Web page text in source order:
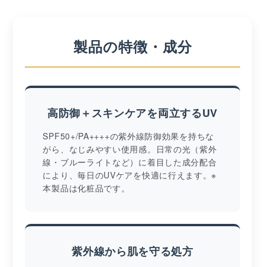
製品の特徴・成分
高防御＋スキンケアを両立するUV
SPF50+/PA++++の紫外線防御効果を持ちな
がら、なじみやすい使用感。日常の光（紫外
線・ブルーライトなど）に着目した成分配合
により、毎日のUVケアを快適に行えます。※
本製品は化粧品です。
紫外線から肌を守る処方